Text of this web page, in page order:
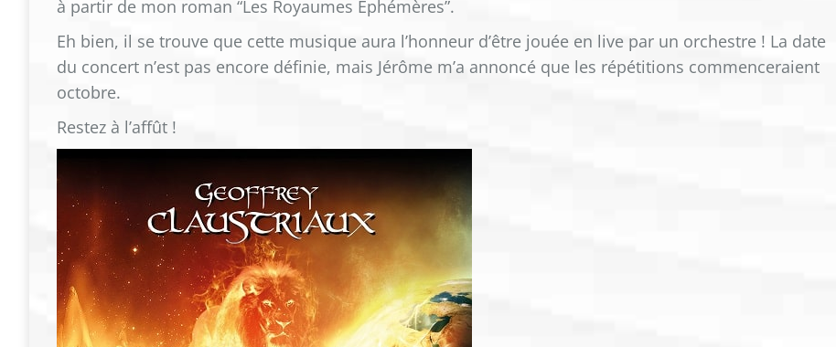
à partir de mon roman “Les Royaumes Éphémères”.
Eh bien, il se trouve que cette musique aura l’honneur d’être jouée en live par un orchestre ! La date
du concert n’est pas encore définie, mais Jérôme m’a annoncé que les répétitions commenceraient
octobre.
Restez à l’affût !